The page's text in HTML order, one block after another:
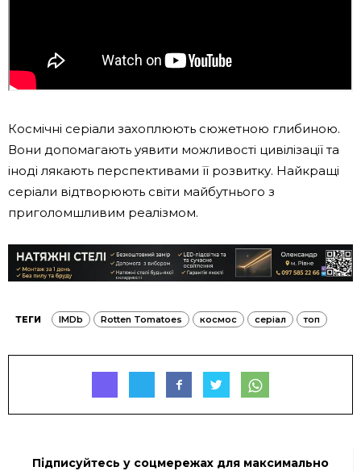
Космічні серіали захоплюють сюжетною глибиною.
Вони допомагають уявити можливості цивілізації та
іноді лякають перспективами її розвитку. Найкращі
серіали відтворюють світи майбутнього з
приголомшливим реалізмом.
ТЕГИ IMDb Rotten Tomatoes космос серіал топ
Підписуйтесь у соцмережах для максимально